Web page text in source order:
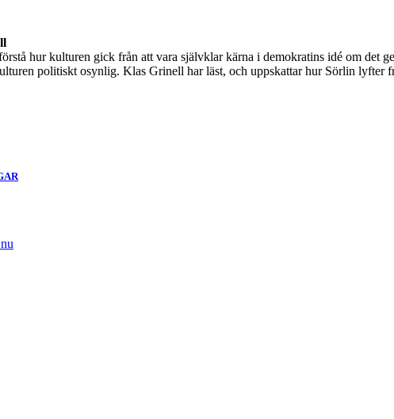
hur kulturen gick från att vara självklar kärna i demokratins idé om det
politiskt osynlig. Klas Grinell har läst, och uppskattar hur Sörlin lyfter